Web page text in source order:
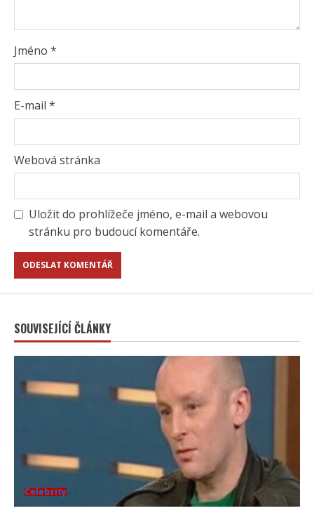
Jméno *
E-mail *
Webová stránka
Uložit do prohlížeče jméno, e-mail a webovou
stránku pro budoucí komentáře.
SOUVISEJÍCÍ ČLÁNKY
Celebrity